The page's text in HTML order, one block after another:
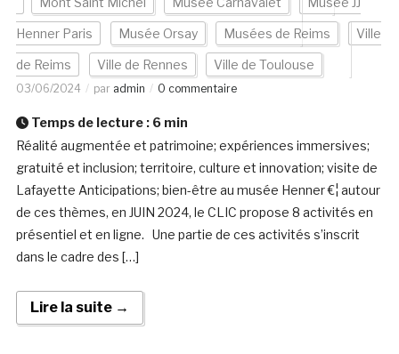
Henner Paris Musée Orsay Musées de Reims Ville
de Reims Ville de Rennes Ville de Toulouse
03/06/2024 par admin 0 commentaire
Temps de lecture : 6 min
Réalité augmentée et patrimoine; expériences immersives;
gratuité et inclusion; territoire, culture et innovation; visite de
Lafayette Anticipations; bien-être au musée Henner €¦ autour
de ces thèmes, en JUIN 2024, le CLIC propose 8 activités en
présentiel et en ligne. Une partie de ces activités s’inscrit
dans le cadre des […]
Lire la suite →